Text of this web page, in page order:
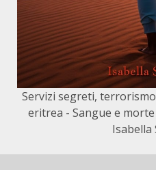
Servizi segreti,
eritrea - Sangue e
Isabella